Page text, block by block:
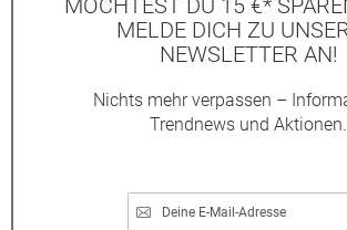
MÖCHTEST DU 15 €*
MELDE DICH ZU
NEWSLETTER AN!
Nichts mehr verpassen –
Trendnews und Aktionen.